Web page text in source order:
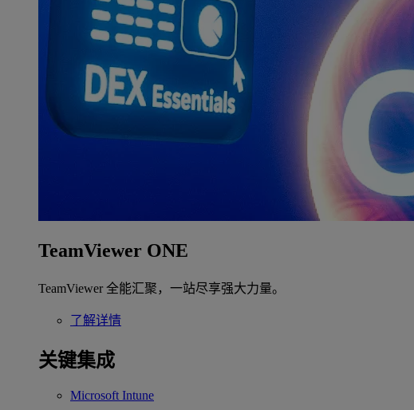
TeamViewer ONE
TeamViewer 全能汇聚，一站尽享强大力量。
了解详情
关键集成
Microsoft Intune